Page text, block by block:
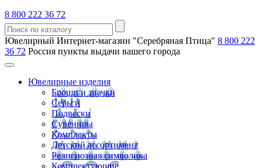
8 800 222 36 72
Ювелирный Интернет-магазин "Серебряная Птица" 8 800 222
36 72 Россия пункты выдачи вашего города
Ювелирные изделия
Броши и значки
Серьги
Подвески
Сувениры
Комплекты
Детский ассортимент
Религиозная символика
Комплектующие